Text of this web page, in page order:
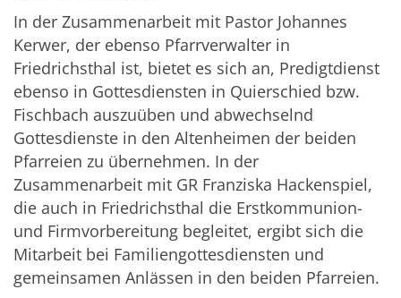
In der Zusammenarbeit mit Pastor Johannes
Kerwer, der ebenso Pfarrverwalter in
Friedrichsthal ist, bietet es sich an, Predigtdienst
ebenso in Gottesdiensten in Quierschied bzw.
Fischbach auszuüben und abwechselnd
Gottesdienste in den Altenheimen der beiden
Pfarreien zu übernehmen. In der
Zusammenarbeit mit GR Franziska Hackenspiel,
die auch in Friedrichsthal die Erstkommunion-
und Firmvorbereitung begleitet, ergibt sich die
Mitarbeit bei Familiengottesdiensten und
gemeinsamen Anlässen in den beiden Pfarreien.